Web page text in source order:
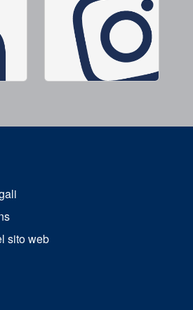
sito web